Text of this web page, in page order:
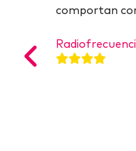
comportan